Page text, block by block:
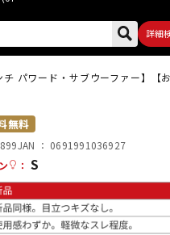
詳細
器
パワード・サブウーファー】【
無料
JAN ： 0691991036927
： S